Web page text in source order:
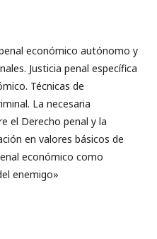
económico autónomo y
Justicia penal específica
Técnicas de
La necesaria
el Derecho penal y la
en valores básicos de
económico como
enemigo»